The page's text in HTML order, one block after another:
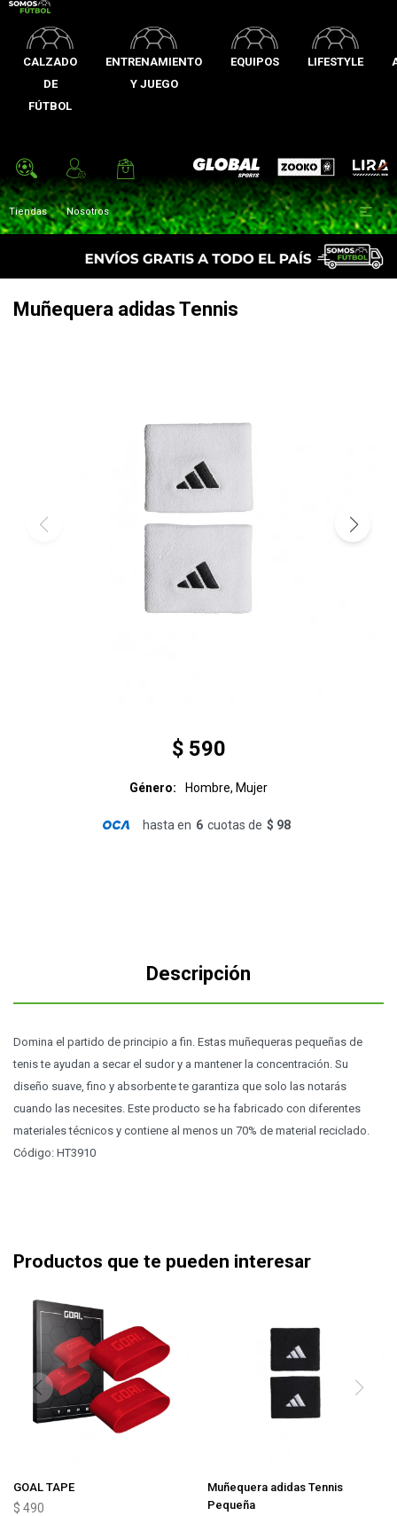
CALZADO
DE
FÚTBOL
ENTRENAMIENTO
Y JUEGO
EQUIPOS LIFESTYLE
Global Sports Zooko Lira
Tiendas Nosotros 
Muñequera adidas Tennis
$ 590
Género Hombre, Mujer
hasta en 6 cuotas de $ 98
Descripción
Domina el partido de principio a fin. Estas muñequeras pequeñas de
tenis te ayudan a secar el sudor y a mantener la concentración. Su
diseño suave, fino y absorbente te garantiza que solo las notarás
cuando las necesites. Este producto se ha fabricado con diferentes
materiales técnicos y contiene al menos un 70% de material reciclado.
Código: HT3910
Productos que te pueden interesar
GOAL TAPE
$ 490
Muñequera adidas Tennis
Pequeña